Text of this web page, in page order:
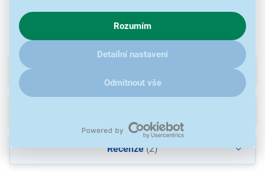
chování na webu pro zobrazení cílených reklam. Pokud vás
zajímají detaily, jak u nás s cookies a dalšími údaji pracujeme,
kliknětesem.
Rozumím
Detailní nastavení
Odmítnout vše
Recenze(2)